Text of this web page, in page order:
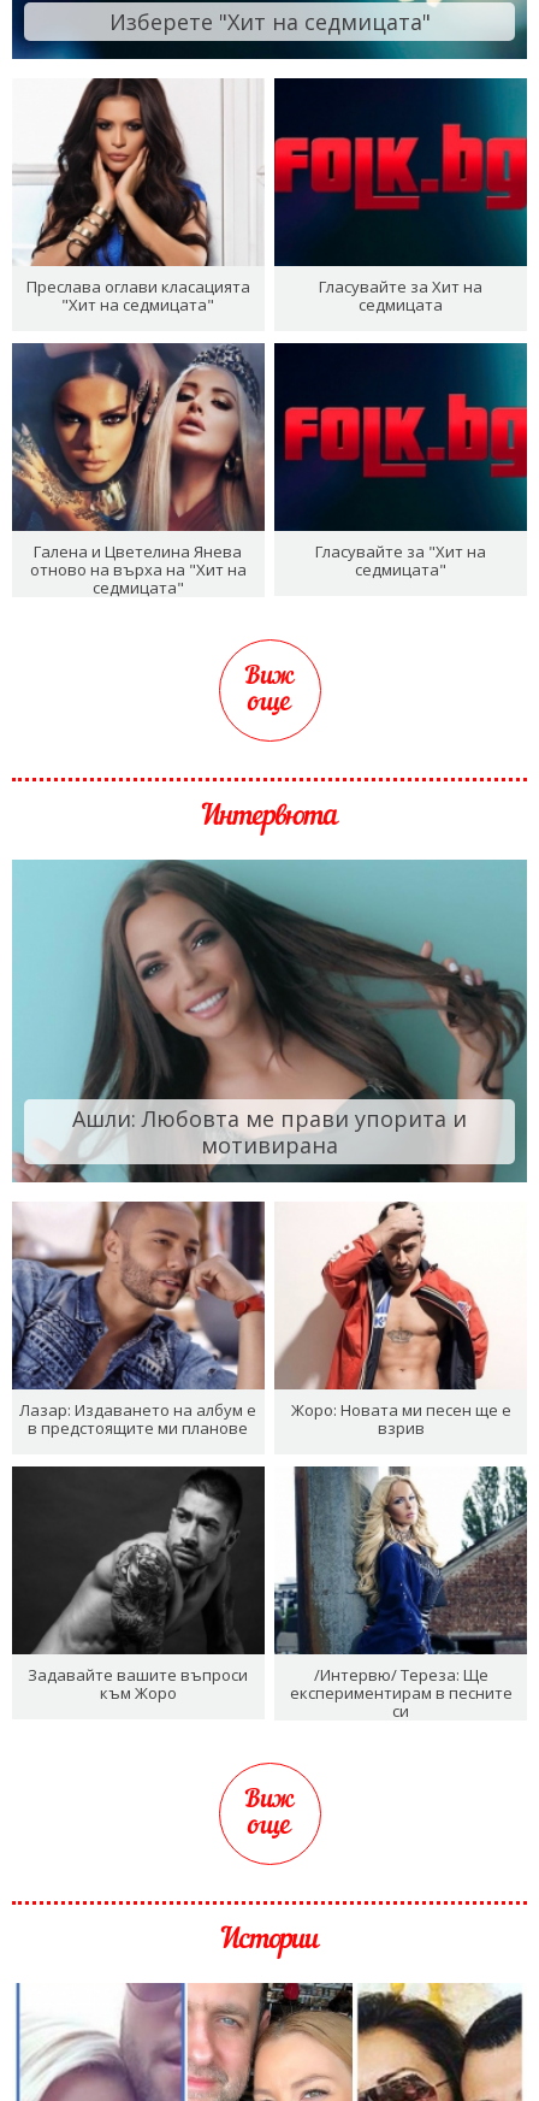
Изберете "Хит на седмицата"
Преслава оглави класацията
"Хит на седмицата"
Гласувайте за Хит на
седмицата
Галена и Цветелина Янева
отново на върха на "Хит на
седмицата"
Гласувайте за "Хит на
седмицата"
Виж
още
Интервюта
Ашли: Любовта ме прави упорита и
мотивирана
Лазар: Издаването на албум е
в предстоящите ми планове
Жоро: Новата ми песен ще е
взрив
Задавайте вашите въпроси
към Жоро
/Интервю/ Тереза: Ще
експериментирам в песните
си
Виж
още
Истории